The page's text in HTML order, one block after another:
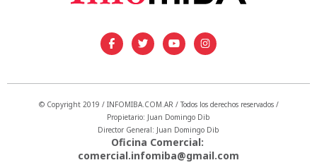
© Copyright 2019 / INFOMIBA.COM.AR / Todos los derechos reservados /
Propietario: Juan Domingo Dib
Director General: Juan Domingo Dib
Oficina Comercial:
comercial.infomiba@gmail.com